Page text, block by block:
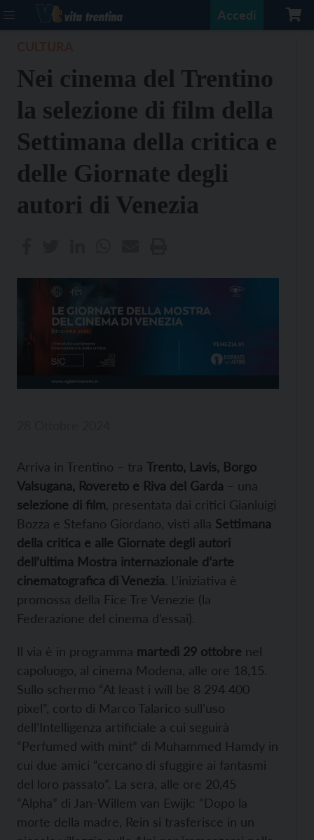
Accedi
Nei cinema del Trentino
la selezione di film della
Settimana della critica e
delle Giornate degli
autori di Venezia
Arriva in Trentino – tra Trento, Lavis, Borgo
Valsugana, Rovereto e Riva del Garda – una
selezione di film , presentata dai critici Gianluigi
Bozza e Stefano Giordano, visti alla Settimana
della critica e alle Giornate degli autori
dell’ultima Mostra internazionale d’arte
cinematografica di Venezia. L’iniziativa è
promossa della Fice Tre Venezie (la
Federazione del cinema d’essai).
Il via è in programma martedì 29 ottobre nel
capoluogo, al cinema Modena, alle ore 18,15.
Sullo schermo “At least i will be 8 294 400
pixel”, corto di Marco Talarico sull’uso
dell’Intelligenza artificiale a cui seguirà
“Perfumed with mint” di Muhammed Hamdy in
cui due amici “cercano di sfuggire ai fantasmi
del loro passato”. La sera, alle ore 20,45
“Alpha” di Jan-Willem van Ewijk: “Dopo la
morte della madre, Rein si trasferisce in un